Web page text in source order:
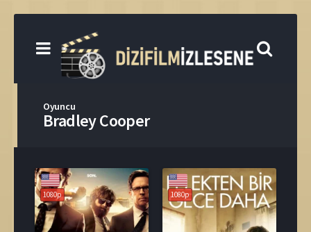
Oyuncu
Bradley Cooper
1080p 1080p